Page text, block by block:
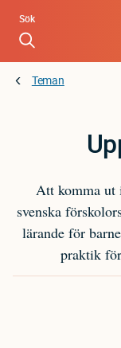
Hoppa
huvudinnehåll
Sök
Teman
Att komma ut
svenska
lärande för
praktik